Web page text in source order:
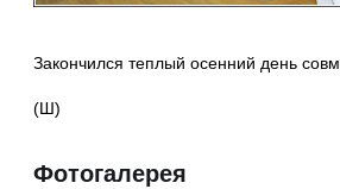
Закончился теплый осенний день
(Ш)
Фотогалерея